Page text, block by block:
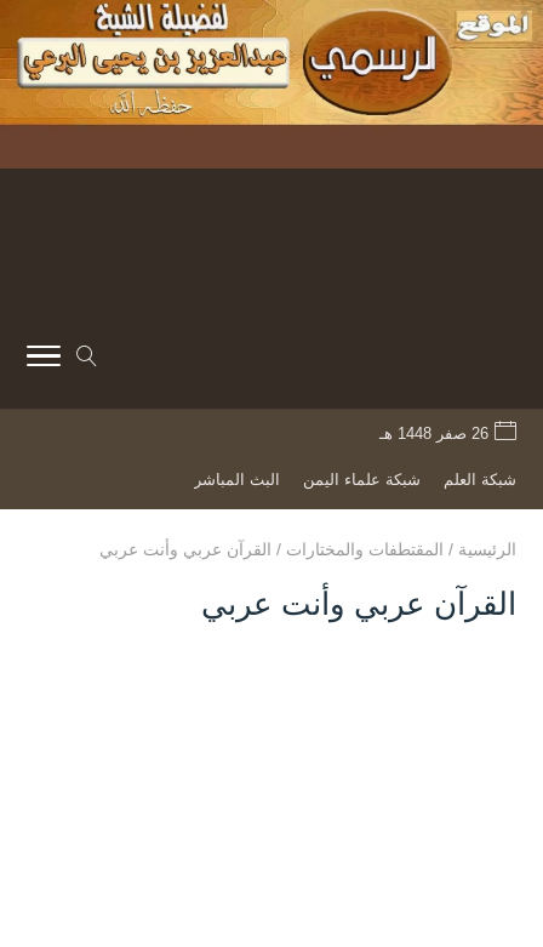
26 صفر 1448 هـ
شبكة العلم شبكة علماء اليمن البث المباشر
الرئيسية / المقتطفات والمختارات / القرآن عربي وأنت عربي
القرآن عربي وأنت عربي